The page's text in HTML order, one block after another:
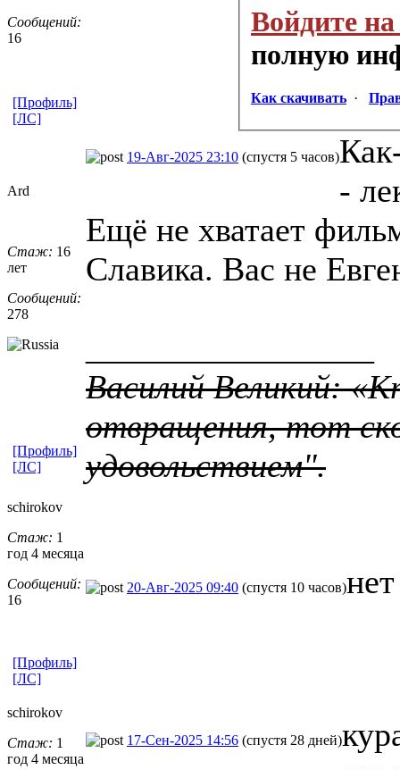
Сообщений:
16
Войдите на
полную
Как скачивать ·
[Профиль]
[ЛС]
Ard
Стаж: 16
лет
Сообщений:
278
19-Авг-2025 23:10 (спустя 5 часов)
-
Ещё не хватает
Славика. Вас не
Василий Великий:
отвращения, тот
удовольствием".
[Профиль]
[ЛС]
schirokov
Стаж: 1
год 4 месяца
Сообщений:
16
20-Авг-2025 09:40 (спустя 10 часов)нет
[Профиль]
[ЛС]
schirokov
Стаж: 1
год 4 месяца
17-Сен-2025 14:56 (спустя 28 дней)